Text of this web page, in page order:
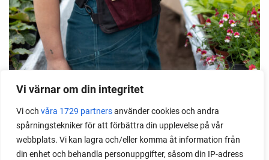
Vi värnar om din integritet
Vi och våra 1729 partnersanvänder cookies och andra
spårningstekniker för att förbättra din upplevelse på vår
webbplats. Vi kan lagra och/eller komma åt information från
din enhet och behandla personuppgifter, såsom din IP-adress
Utformad av Sara Bäckmo & Operose
kr 479
kr479